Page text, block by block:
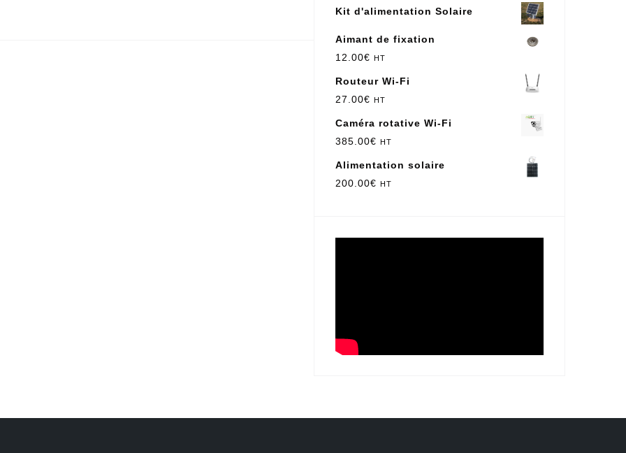
Kit d'alimentation Solaire
Aimant de fixation
12.00€ HT
Routeur Wi-Fi
27.00€ HT
Caméra rotative Wi-Fi
385.00€ HT
Alimentation solaire
200.00€ HT